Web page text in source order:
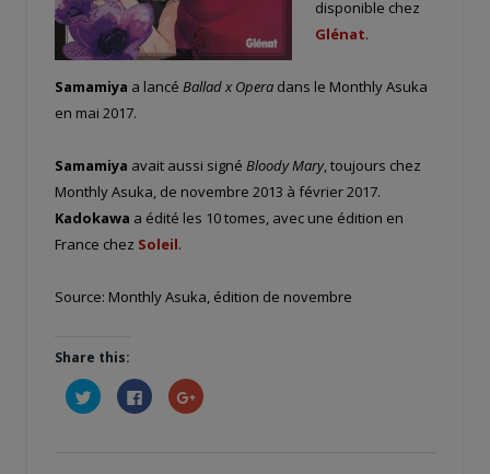
disponible chez
Glénat.
Samamiya a lancé Ballad x Opera dans le Monthly Asuka
en mai 2017.
Samamiya avait aussi signé Bloody Mary, toujours chez
Monthly Asuka, de novembre 2013 à février 2017.
Kadokawa a édité les 10 tomes, avec une édition en
France chez Soleil.
Source: Monthly Asuka, édition de novembre
Share this:
Cliquez
pour
partager
Cliquez
pour
partager
Cliquez
pour